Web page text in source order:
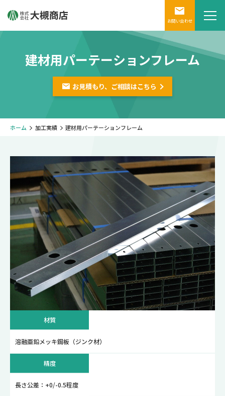
お問い合わせ
建材用パーテーションフレーム
お見積もり、ご相談はこちら
ホーム 加工実績 建材用パーテーションフレーム
材質
溶融亜鉛メッキ鋼板（ジンク材）
精度
長さ公差：+0/-0.5程度